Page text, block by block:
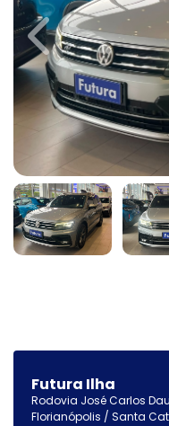
Previous
Futura Ilha
Rodovia José Carlos
Florianópolis / Santa